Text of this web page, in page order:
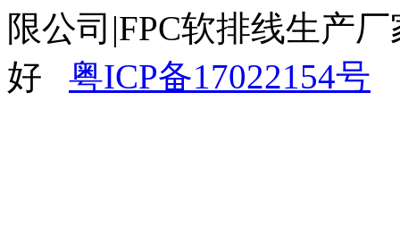
限公司|FPC软排线生产
好 粤ICP备17022154号